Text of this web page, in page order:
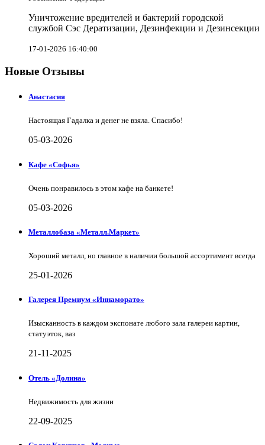
Уничтожение вредителей и бактерий городской
службой Сэс Дератизации, Дезинфекции и Дезинсекции
17-01-2026 16:40:00
Новые Отзывы
Анастасия
Настоящая Гадалка и денег не взяла. Спасибо!
05-03-2026
Кафе «Софья»
Очень понравилось в этом кафе на банкете!
05-03-2026
Металлобаза «Металл.Маркет»
Хороший металл, но главное в наличии большой ассортимент всегда
25-01-2026
Галерея Премиум «Иннаморато»
Изысканность в каждом экспонате любого зала галереи картин,
статуэток, ваз
21-11-2025
Отель «Долина»
Недвижимость для жизни
22-09-2025